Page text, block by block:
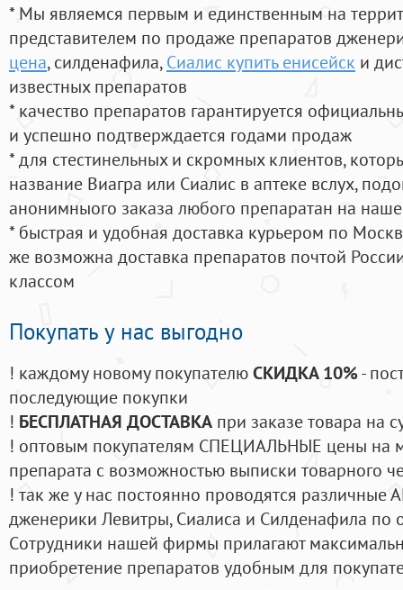
* Мы являемся первым и единственным на
представителем по продаже препаратов
цена, силденафила, Сиалис купить енисейск и
известных препаратов
* качество препаратов гарантируется
и успешно подтверждается годами продаж
* для стестинельных и скромных клиентов,
название Виагра или Сиалис в аптеке вслух,
анонимныого заказа любого препаратан на
* быстрая и удобная доставка курьером по
же возможна доставка препаратов почтой
классом
Покупать у нас выгодно
! каждому новому покупателюСКИДКА 10%-
последующие покупки
! БЕСПЛАТНАЯ ДОСТАВКА при заказе товара на
! оптовым покупателям СПЕЦИАЛЬНЫЕ цены на
препарата с возможностью выписки товарного
! так же у нас постоянно проводятся
дженерики Левитры, Сиалиса и Силденафила по
Cотрудники нашей фирмы прилагают
приобретение препаратов удобным для